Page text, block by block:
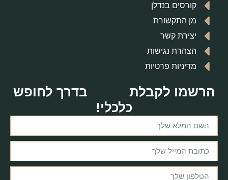
קורסים בנדלן
מן התקשורת
יצירת קשר
הצהרת נגישות
מדיניות פרטיות
הרשמו לקבלת
בדרך לחופש
כלכלי!